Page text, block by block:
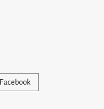
Facebook